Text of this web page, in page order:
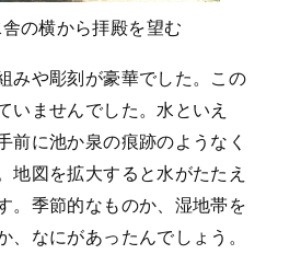
の横から拝殿を望む
みや彫刻が豪華でした。この
いませんでした。水といえ
前に池か泉の痕跡のようなく
地図を拡大すると水がたたえ
。季節的なものか、湿地帯を
、なにがあったんでしょう。